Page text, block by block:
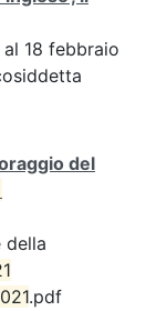
18 febbraio
del
della
.pdf